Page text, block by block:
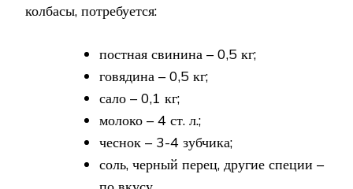
колбасы, потребуется:
постная свинина – 0,5 кг;
говядина – 0,5 кг;
сало – 0,1 кг;
молоко – 4 ст. л.;
чеснок – 3-4 зубчика;
соль, черный перец, другие специи –